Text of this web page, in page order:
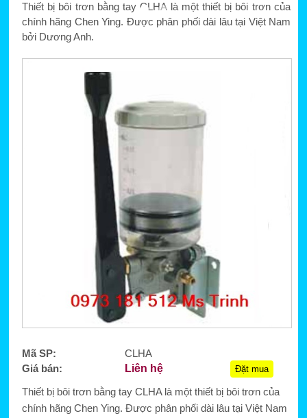
Thiết bị bôi trơn bằng tay CLHA là một thiết bị bôi trơn của
chính hãng Chen Ying. Được phân phối dài lâu tại Việt Nam
bởi Dương Anh.
Mã SP:
CLHA
Giá bán:
Liên hệ Đặt mua
Thiết bị bôi trơn bằng tay CLHA là một thiết bị bôi trơn của
chính hãng Chen Ying. Được phân phối dài lâu tại Việt Nam